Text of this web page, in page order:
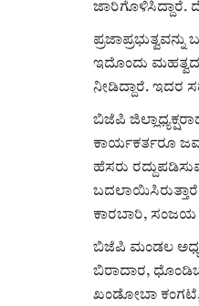
ಜಾರಿಗೊಳಿಸಿದ್ದಾರೆ.
ಇದೊಂದು ಮಹತ್ವದ
ನೀಡಿದ್ದಾರೆ. ಇದರ
ಬಿಜೆಪಿ
ಕಾರ್ಯಕರ್ತರೂ
ಹೆಸರು
ಕಾರಬಾರಿ, ಸಂಜಯ
ಬಿಜೆಪಿ ಮಂಡಲ
ಬಿರಾದಾರ,
ಖಂಡೋಬಾ ಕಂಗಟೆ,